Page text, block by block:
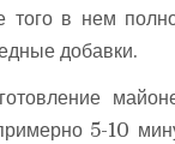
того в нем
добавки.
5-10